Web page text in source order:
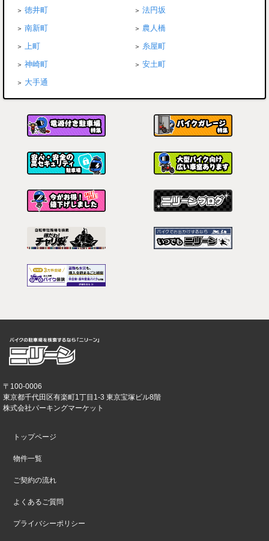
徳井町
法円坂
南新町
農人橋
上町
糸屋町
神崎町
安土町
大手通
〒100-0006
東京都千代田区有楽町1丁目1-3 東京宝塚ビル8階
株式会社パーキングマーケット
トップページ
物件一覧
ご契約の流れ
よくあるご質問
プライバシーポリシー